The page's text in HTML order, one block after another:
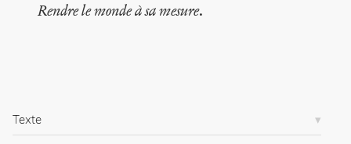
g
/
Rendre le monde à sa mesure.
Texte